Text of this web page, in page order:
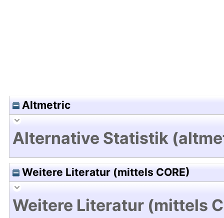
Altmetric
Alternative Statistik
Weitere Literatur (mittels CORE)
Weitere Literatur (mittels